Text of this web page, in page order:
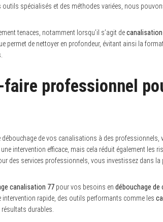
outils spécialisés et des méthodes variées, nous
tenaces, notamment lorsqu’il s’agit de
permet de nettoyer en profondeur, évitant ainsi la
faire professionnel
de vos canalisations à des professionnels,
intervention efficace, mais cela réduit également les
des services professionnels, vous investissez dans
canalisation 77 pour vos besoins en débouchage de
intervention rapide, des outils performants comme les
durables.